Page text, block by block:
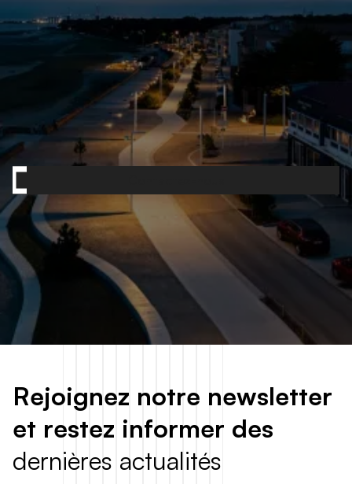
Rejoignez notre newsletter
et restez informer des
dernières actualités